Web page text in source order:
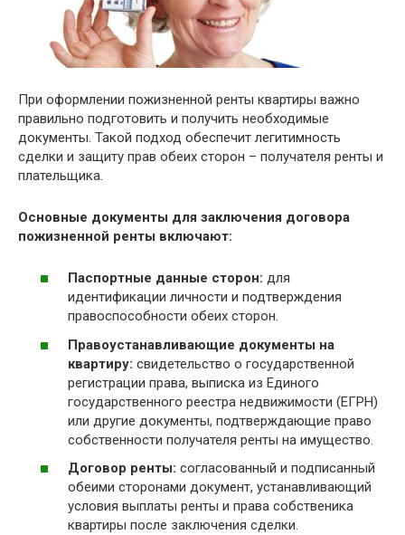
При оформлении пожизненной ренты квартиры важно
правильно подготовить и получить необходимые
документы. Такой подход обеспечит легитимность
сделки и защиту прав обеих сторон – получателя ренты и
плательщика.
Основные документы для заключения договора
пожизненной ренты включают:
Паспортные данные сторон: для
идентификации личности и подтверждения
правоспособности обеих сторон.
Правоустанавливающие документы на
квартиру: свидетельство о государственной
регистрации права, выписка из Единого
государственного реестра недвижимости (ЕГРН)
или другие документы, подтверждающие право
собственности получателя ренты на имущество.
Договор ренты: согласованный и подписанный
обеими сторонами документ, устанавливающий
условия выплаты ренты и права собственика
квартиры после заключения сделки.